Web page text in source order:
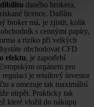
daného brokera,
licence. Dalším
broker má, je zjistit, kolik
s cennými papíry,
a riziko při velkých
obchodovat CFD
efektu, je zapotřebí
orgánem pro
je retailový investor
a omezuje tak maximální
utrpět. Prakticky tak
které vložil do nákupu